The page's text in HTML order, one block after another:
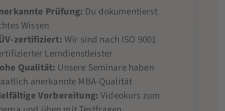
Prüfung: Du dokumentierst
Wissen
zertifiziert: Wir sind nach ISO 9001
Lerndienstleister
Qualität: Unsere Seminare haben
anerkannte MBA-Qualität
Vorbereitung:Videokurs zum